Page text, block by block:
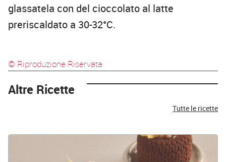
glassatela con del cioccolato al latte
preriscaldato a 30-32°C.
© Riproduzione Riservata
Altre Ricette
Tutte le ricette